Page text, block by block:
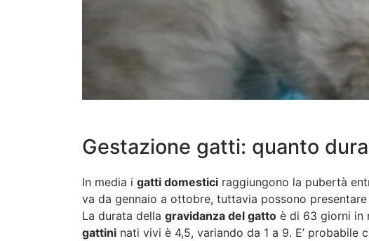
Gestazione gatti: quanto
In media i gatti domestici raggiungono la pubertà
va da gennaio a ottobre, tuttavia possono
La durata della gravidanza del gatto è di 63 giorni in
gattini nati vivi è 4,5, variando da 1 a 9. E’